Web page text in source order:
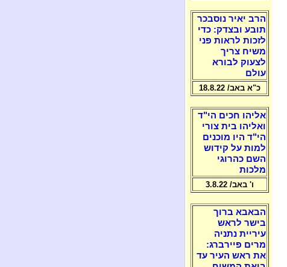
הרב יאיר נוסבכר
תובע ובצדק: כדי
לזכות לראות פני
משיח צריך
לצעוק לבורא
עולם
כ"א באב/ 18.8.22
אליהו חכים הי"ד
ואליהו בית צורי
הי"ד היו מוכנים
למות על קידוש
השם כהרוגי
מלכות
ו' באב/ 3.8.22
הבאבא ברוך
בישר לראש
עיריית נתניה
מרים פיירברג:
את ראש העיר עד